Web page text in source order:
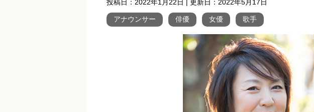
投稿日： 2022年1月22日 | 更新日： 2022年5月17日
アナウンサー 俳優 女優 歌手